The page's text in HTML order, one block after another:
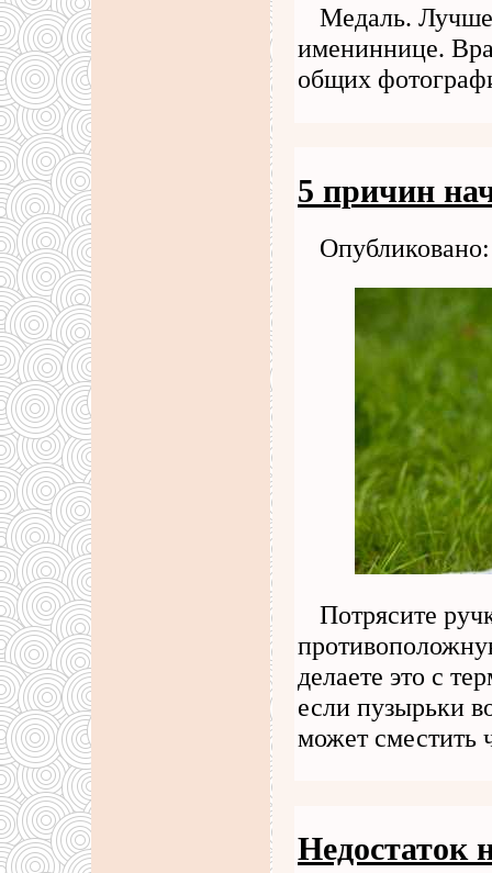
Медаль.
имениннице.
общих
5 причин
Потрясите
делаете это с
если пузырьки
может сместить
Недостаток